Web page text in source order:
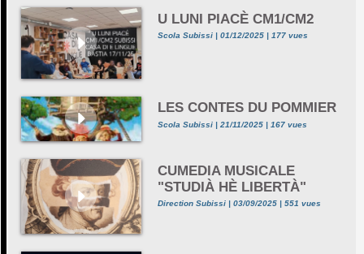
U LUNI PIACÈ CM1/CM2
Scola Subissi | 01/12/2025 | 177 vues
LES CONTES DU POMMIER
Scola Subissi | 21/11/2025 | 167 vues
CUMEDIA MUSICALE
"STUDIÀ HÈ LIBERTÀ"
Direction Subissi | 03/09/2025 | 551 vues